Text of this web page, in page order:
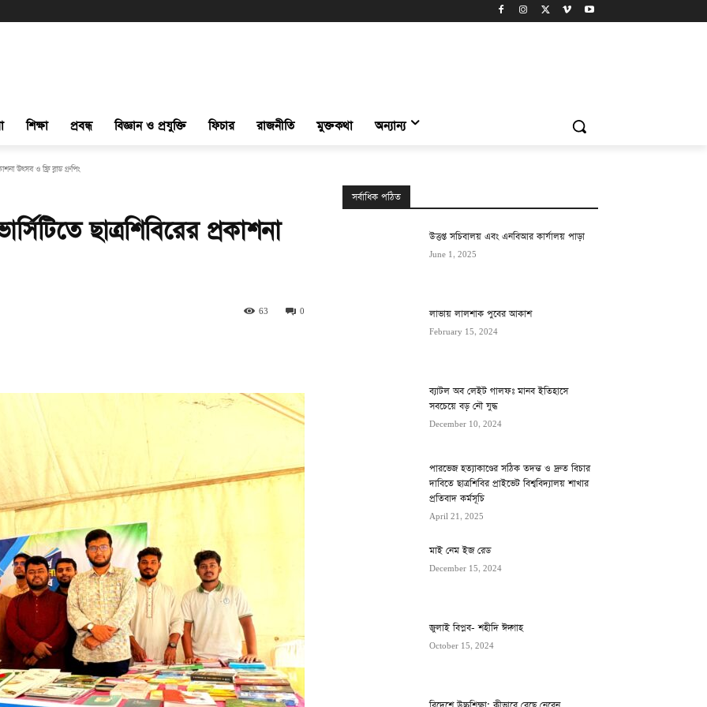
শিক্ষা প্রবন্ধ বিজ্ঞান ও প্রযুক্তি ফিচার রাজনীতি মুক্তকথা অন্যান্য
উৎসব ও ফ্রি ব্লাড গ্রুপিং
ছাত্রশিবিরের প্রকাশনা
0
63
সর্বাধিক পঠিত
উত্তপ্ত সচিবালয় এবং এনবিআর কার্যালয় পাড়া
June 1, 2025
লাভায় লালশাক পুবের আকাশ
February 15, 2024
ব্যাটল অব লেইট গালফঃ মানব ইতিহাসে
সবচেয়ে বড় নৌ যুদ্ধ
December 10, 2024
পারভেজ হত্যাকাণ্ডের সঠিক তদন্ত ও দ্রুত বিচার
দাবিতে ছাত্রশিবির প্রাইভেট বিশ্ববিদ্যালয় শাখার
প্রতিবাদ কর্মসূচি
April 21, 2025
মাই নেম ইজ রেড
December 15, 2024
জুলাই বিপ্লব- শহীদি ঈদ্গাহ
October 15, 2024